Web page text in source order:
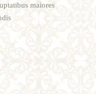
maiores